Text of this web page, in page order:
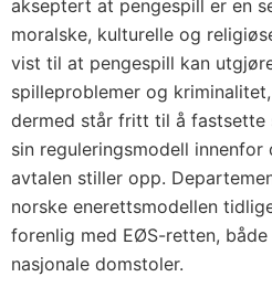
akseptert at pengespill er en
moralske, kulturelle og
vist til at pengespill kan
spilleproblemer og
dermed står fritt til å fastsette
sin reguleringsmodell innenfor
avtalen stiller opp.
norske enerettsmodellen
forenlig med EØS-retten,
nasjonale domstoler.